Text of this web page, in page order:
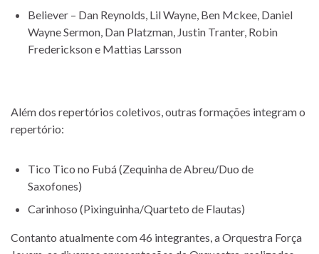
Believer – Dan Reynolds, Lil Wayne, Ben Mckee, Daniel
Wayne Sermon, Dan Platzman, Justin Tranter, Robin
Frederickson e Mattias Larsson
Além dos repertórios coletivos, outras formações integram o
repertório:
Tico Tico no Fubá (Zequinha de Abreu/Duo de
Saxofones)
Carinhoso (Pixinguinha/Quarteto de Flautas)
Contanto atualmente com 46 integrantes, a Orquestra Força